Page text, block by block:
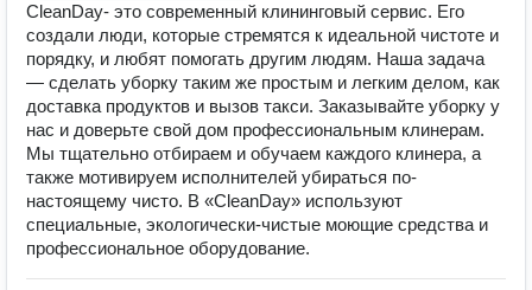
CleanDay- это современный клининговый сервис. Его
создали люди, которые стремятся к идеальной чистоте и
порядку, и любят помогать другим людям. Наша задача
— сделать уборку таким же простым и легким делом, как
доставка продуктов и вызов такси. Заказывайте уборку у
нас и доверьте свой дом профессиональным клинерам.
Мы тщательно отбираем и обучаем каждого клинера, а
также мотивируем исполнителей убираться по-
настоящему чисто. В «CleanDay» используют
специальные, экологически-чистые моющие средства и
профессиональное оборудование.